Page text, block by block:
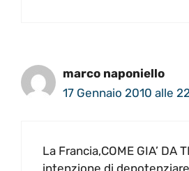
marco naponiello
17 Gennaio 2010 alle
La Francia,COME GIA’ DA